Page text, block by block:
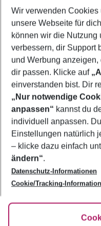
2 Erwachsene Keine
Mehr
Footer
Footer navigation
Über uns
AGB
Bestpreisgarantie
Cookie-Einstellungen
Cookie-Richtlinie
Agenturbetreuung
Barrierefreies Reisen
FAQ
HanseMerkur
Folge uns
Wir verwenden
unsere Webseite für
können wir die Nutzung
verbessern, dir Support
und Werbung
dir passen. Klicke auf
einverstanden bist. Dir
„Nur notwendige
anpassen“ kannst du
individuell anpassen.
Einstellungen natürlich
– klicke dazu einfach
ändern“.
Datenschutz-Informationen
Cookie/Tracking-